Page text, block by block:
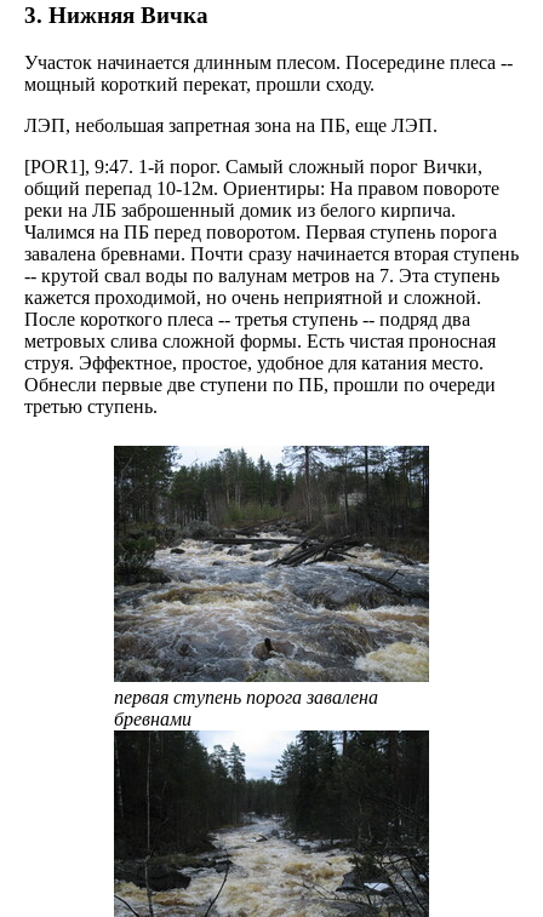
3. Нижняя Вичка
Участок начинается длинным плесом. Посередине плеса --
мощный короткий перекат, прошли сходу.
ЛЭП, небольшая запретная зона на ПБ, еще ЛЭП.
[POR1], 9:47. 1-й порог. Самый сложный порог Вички,
общий перепад 10-12м. Ориентиры: На правом повороте
реки на ЛБ заброшенный домик из белого кирпича.
Чалимся на ПБ перед поворотом. Первая ступень порога
завалена бревнами. Почти сразу начинается вторая ступень
-- крутой свал воды по валунам метров на 7. Эта ступень
кажется проходимой, но очень неприятной и сложной.
После короткого плеса -- третья ступень -- подряд два
метровых слива сложной формы. Есть чистая проносная
струя. Эффектное, простое, удобное для катания место.
Обнесли первые две ступени по ПБ, прошли по очереди
третью ступень.
первая ступень порога завалена
бревнами